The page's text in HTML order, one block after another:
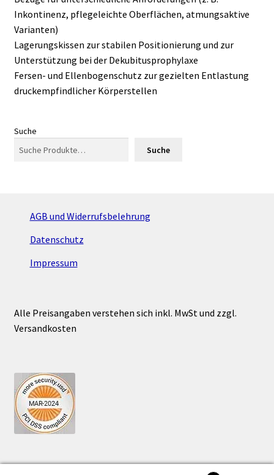
Inkontinenz, pflegeleichte Oberflächen, atmungsaktive
Varianten)
Lagerungskissen zur stabilen Positionierung und zur
Unterstützung bei der Dekubitusprophylaxe
Fersen- und Ellenbogenschutz zur gezielten Entlastung
druckempfindlicher Körperstellen
Suche
Suche
AGB und Widerrufsbelehrung
Datenschutz
Impressum
Alle Preisangaben verstehen sich inkl. MwSt und zzgl.
Versandkosten